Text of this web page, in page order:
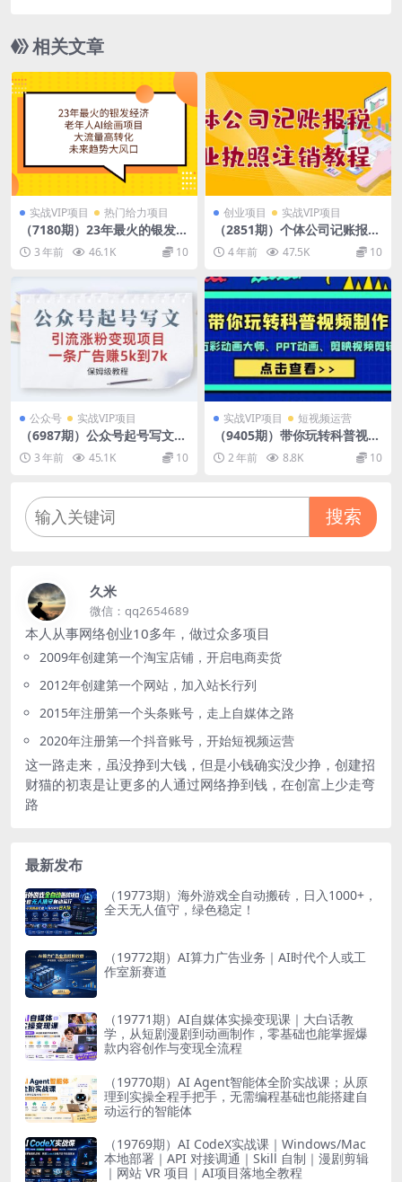
相关文章
实战VIP项目 热门给力项目
（7180期）23年最火的银发经
济，老年人AI绘画项目，大流
量高转化，未来趋势大风口。
3 年前 46.1K 10
创业项目 实战VIP项目
（2851期）个体公司记账报税
+营业执照注销教程：小白一
看就会，某宝接业务 一单搞几
百
4 年前 47.5K 10
公众号 实战VIP项目
（6987期）公众号起号写文、
引流涨粉变现项目，一条广告
赚5k到7k，保姆级教程
3 年前 45.1K 10
实战VIP项目 短视频运营
（9405期）带你玩转科普视频
制作：万彩动画大师、PPT动
画、剪映视频剪辑（44节课）
2 年前 8.8K 10
搜索
久米
微信：qq2654689
本人从事网络创业10多年，做过众多项目
2009年创建第一个淘宝店铺，开启电商卖货
2012年创建第一个网站，加入站长行列
2015年注册第一个头条账号，走上自媒体之路
2020年注册第一个抖音账号，开始短视频运营
这一路走来，虽没挣到大钱，但是小钱确实没少挣，创建招
财猫的初衷是让更多的人通过网络挣到钱，在创富上少走弯
路
最新发布
（19773期）海外游戏全自动搬砖，日入1000+，
全天无人值守，绿色稳定！
（19772期）AI算力广告业务｜AI时代个人或工
作室新赛道
（19771期）AI自媒体实操变现课｜大白话教
学，从短剧漫剧到动画制作，零基础也能掌握爆
款内容创作与变现全流程
（19770期）AI Agent智能体全阶实战课；从原
理到实操全程手把手，无需编程基础也能搭建自
动运行的智能体
（19769期）AI CodeX实战课｜Windows/Mac
本地部署｜API 对接调通｜Skill 自制｜漫剧剪辑
｜网站 VR 项目｜AI项目落地全教程